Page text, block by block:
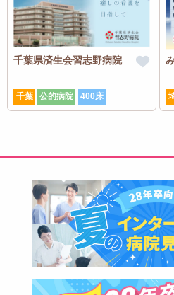
千葉県済生会習志野病院
千葉 公的病院 400床